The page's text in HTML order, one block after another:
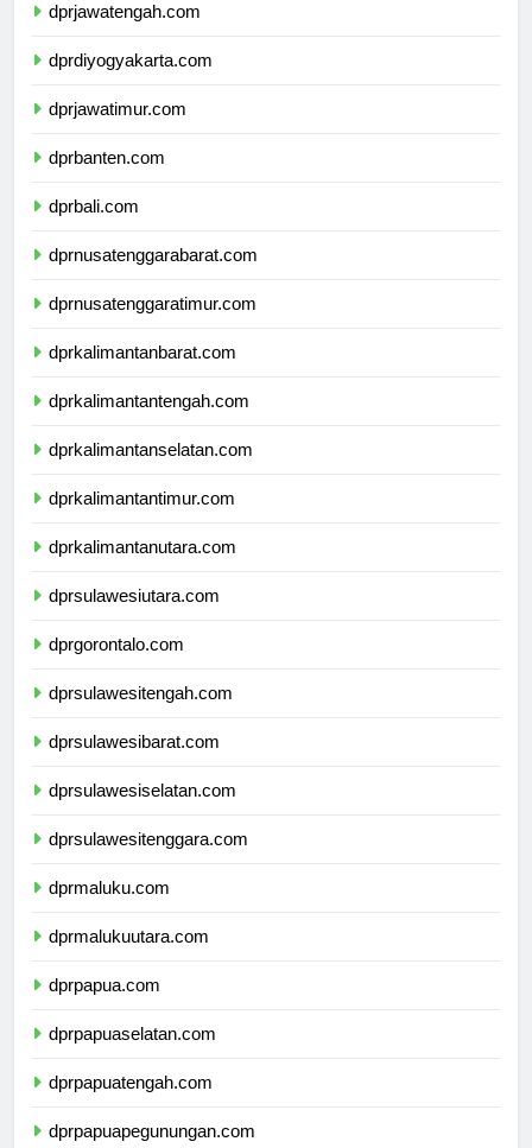
dprjawatengah.com
dprdiyogyakarta.com
dprjawatimur.com
dprbanten.com
dprbali.com
dprnusatenggarabarat.com
dprnusatenggaratimur.com
dprkalimantanbarat.com
dprkalimantantengah.com
dprkalimantanselatan.com
dprkalimantantimur.com
dprkalimantanutara.com
dprsulawesiutara.com
dprgorontalo.com
dprsulawesitengah.com
dprsulawesibarat.com
dprsulawesiselatan.com
dprsulawesitenggara.com
dprmaluku.com
dprmalukuutara.com
dprpapua.com
dprpapuaselatan.com
dprpapuatengah.com
dprpapuapegunungan.com